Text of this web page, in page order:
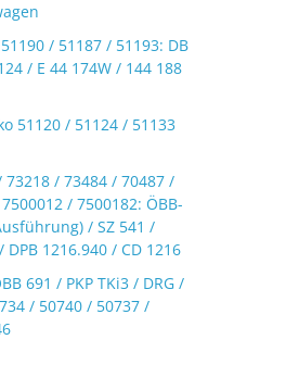
/ 51187 / 51193: DB
/ E 44 174W / 144 188
51120 / 51124 / 51133
73218 / 73484 / 70487 /
/ 7500182: ÖBB-
/ SZ 541 /
DPB 1216.940 / CD 1216
691 / PKP TKi3 / DRG /
/ 50740 / 50737 /